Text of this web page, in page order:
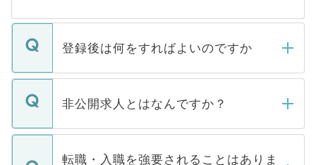
登録後は何をすればよいのですか
ご登録いただきましたら、弊社担当者がご
登録内容を確認し、その後メールもしくは
ます。通常、5営業日以内にはご連絡をせて
いただきますので、しばらくお待ちくださ
非公開求人とはなんですか？
マイナビDOCTORで取り扱っている求人の
うち約3割は、Webサイトからご覧いただ
転職・入職を強要されることはありま